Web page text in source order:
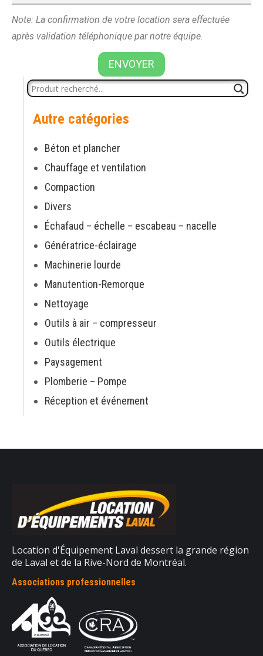
Note: La confirmation de votre location sera effectuée
après validation téléphonique par notre équipe.
ENVOYER
Autre catégories
Béton et plancher
Chauffage et ventilation
Compaction
Divers
Échafaud – échelle – escabeau – nacelle
Génératrice-éclairage
Machinerie lourde
Manutention-Remorque
Nettoyage
Outils à air – compresseur
Outils électrique
Paysagement
Plomberie – Pompe
Réception et événement
Location d'Équipement Laval dessert la grande région
de Laval et de la Rive-Nord de Montréal.
Associations professionnelles